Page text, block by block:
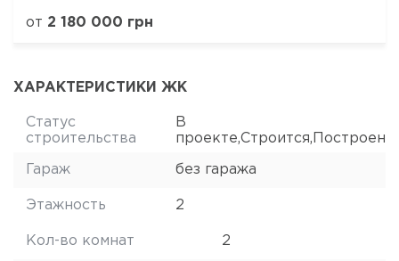
от 2 180 000 грн
ХАРАКТЕРИСТИКИ ЖК
Статус
строительства
В
проекте,Строится,Построен
Гараж без гаража
Этажность 2
Кол-во комнат 2